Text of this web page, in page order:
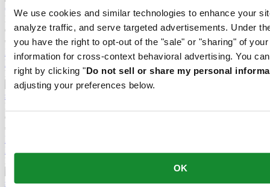
We use cookies and similar technologies to enhance your
analyze traffic, and serve targeted advertisements. Under
you have the right to opt-out of the "sale" or "sharing" of
information for cross-context behavioral advertising. You
right by clicking "Do not sell or share my personal
adjusting your preferences below.
OK
DS-2 Lady
Quarz,⌀27.8mm
€ 450,-
Bei händler reservieren
Filiale finden
Neu
DS-2 Lady
Quarz,
€ 515,-
Bei händler reservieren
Filiale finden
Neu